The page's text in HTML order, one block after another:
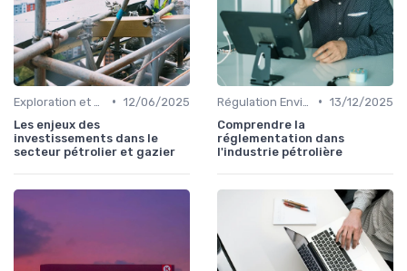
• 12/06/2025
Les enjeux des
investissements dans le
secteur pétrolier et gazier
• 13/12/2025
Comprendre la
réglementation dans
l'industrie pétrolière